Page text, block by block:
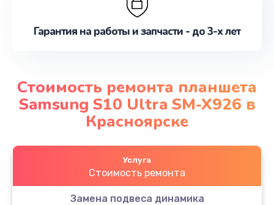
Гарантия на работы и запчасти - до 3-х лет
Стоимость ремонта планшета
Samsung S10 Ultra SM-X926 в
Красноярске
Услуга
Стоимость ремонта
Замена подвеса динамика